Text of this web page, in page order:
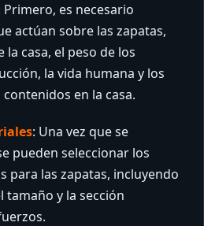
Primero, es necesario
actúan sobre las zapatas,
casa, el peso de los
la vida humana y los
en la casa.
: Una vez que se
pueden seleccionar los
para las zapatas, incluyendo
tamaño y la sección